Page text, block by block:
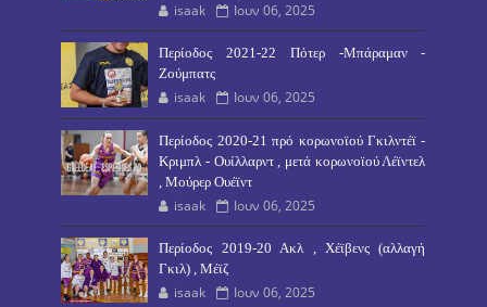
isaak Ιουν 06, 2025
Περίοδος 2021-22 Πότερ -Μπάραμαν -
Ζούμπατς
isaak Ιουν 06, 2025
Περίοδος 2020-21 πρό κορωνοϊού Γκιλντέϊ -
Κριμπλ - Ουίλλαρντ , μετά κορωνοϊού Λέϊντελ
, Μούρερ Ουέϊντ
isaak Ιουν 06, 2025
Περίοδος 2019-20 Ακλ , Χέϊβενς (αλλαγή
Γκιλ) , Μέϊζ
isaak Ιουν 06, 2025